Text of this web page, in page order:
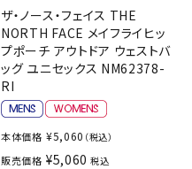
ザ・ノース・フェイス THE
NORTH FACE メイフライヒッ
プポーチ アウトドア ウェストバ
ッグ ユニセックス NM62378-
RI
本体価格 ¥5,060 （税込）
販売価格 ¥5,060 税込